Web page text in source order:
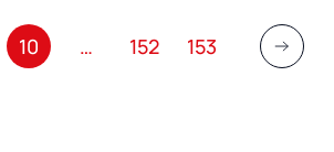
10 … 152 153